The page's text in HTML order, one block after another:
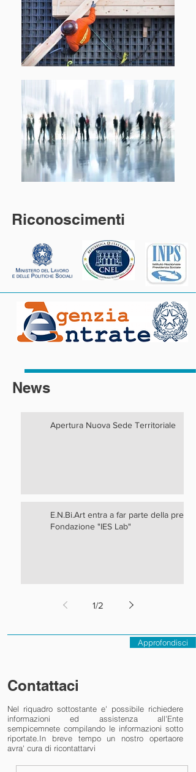
Contattaci
Nel riquadro sottostante e' possibile richiedere
informazioni ed assistenza all'Ente
sempicemnete compilando le informazioni sotto
riportate.In breve tempo un nostro opertaore
avra' cura di ricontattarvi
Riconoscimenti
Approfondisci
News
Apertura Nuova Sede Territoriale
E.N.Bi.Art entra a far parte della
Fondazione "IES Lab"
1/2